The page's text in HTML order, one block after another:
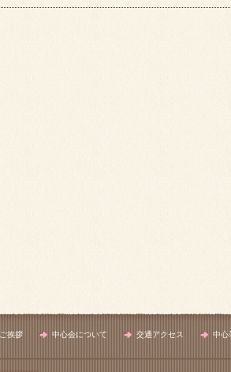
ご挨拶 中心会について 交通アクセス 中心